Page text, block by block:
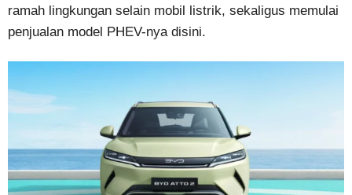
ramah lingkungan selain mobil listrik, sekaligus memulai
penjualan model PHEV-nya disini.